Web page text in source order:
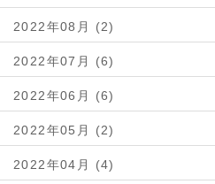
2022年08月 (2)
2022年07月 (6)
2022年06月 (6)
2022年05月 (2)
2022年04月 (4)